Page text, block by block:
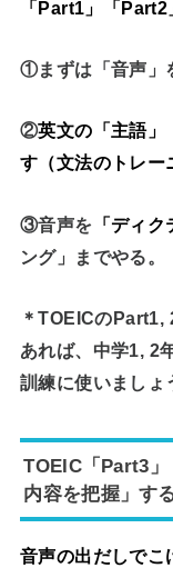
「Part1」「
①まずは「音声」
②英文の「主語」
す（文法のトレー
③音声を 「ディク
ング」までやる。
＊TOEICのPart1,
あれば、中学1, 2
訓練に使いましょ
TOEIC「Part3
内容を把握」す
音声の出だしでこ